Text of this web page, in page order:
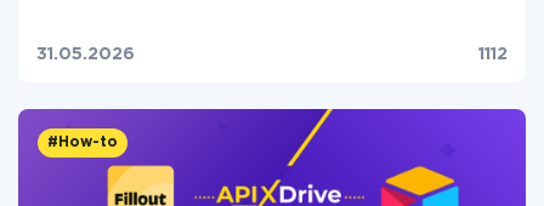
31.05.2026 1112
#How-to